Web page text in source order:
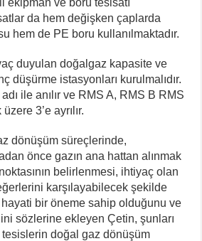
ekipman ve boru tesisatı
da hem değişken çaplarda
hem de PE boru kullanılmaktadır.
duyulan doğalgaz kapasite ve
düşürme istasyonları kurulmalıdır.
ile anılır ve RMS A, RMS B RMS
3’e ayrılır.
dönüşüm süreçlerinde,
önce gazın ana hattan alınmak
belirlenmesi, ihtiyaç olan
karşılayabilecek şekilde
bir öneme sahip olduğunu ve
sözlerine ekleyen Çetin, şunları
tesislerin doğal gaz dönüşüm